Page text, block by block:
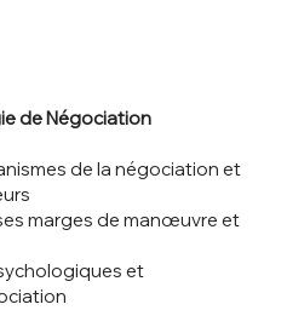
de Négociation
de la négociation et
marges de manœuvre et
et